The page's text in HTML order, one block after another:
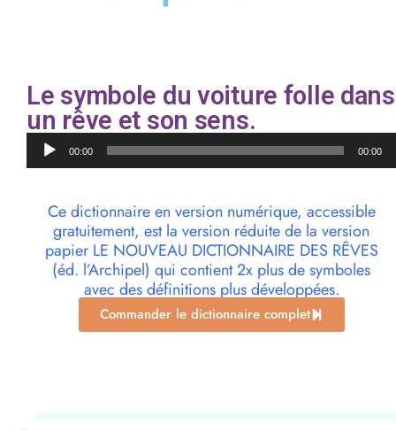
Le symbole du voiture folle dans
un rêve et son sens.
Lecteur
audio00:00 00:00
Ce dictionnaire en version numérique, accessible
gratuitement, est la version réduite de la version
papier LE NOUVEAU DICTIONNAIRE DES RÊVES
(éd. l’Archipel) qui contient 2x plus de symboles
avec des définitions plus développées.
Commander le dictionnaire complet